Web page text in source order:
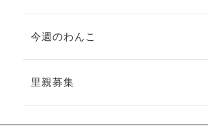
今週のわんこ
里親募集